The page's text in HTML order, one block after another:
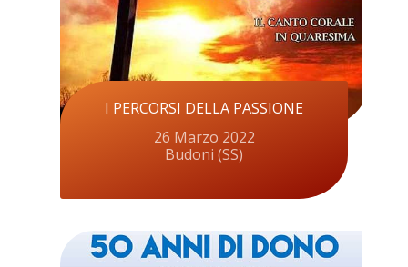
I PERCORSI DELLA PASSIONE
26 Marzo 2022
Budoni (SS)